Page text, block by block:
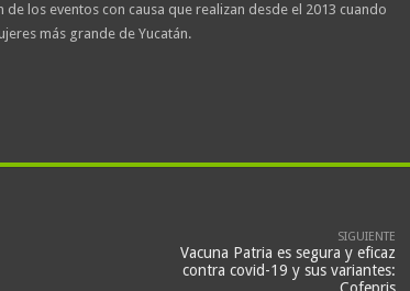
los eventos con causa que realizan desde el 2013 cuando
más grande de Yucatán.
SIGUIENTE
Vacuna Patria es segura y eficaz
contra covid-19 y sus variantes: